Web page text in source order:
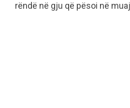
rëndë në gju që pësoi në